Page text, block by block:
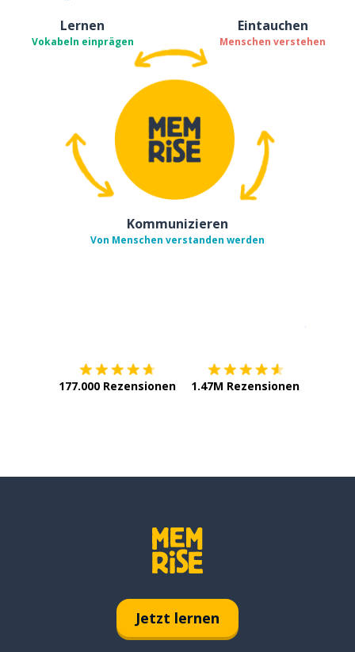
Lernen
Vokabeln einprägen
Eintauchen
Menschen verstehen
Kommunizieren
Von Menschen verstanden werden
177.000 Rezensionen 1.47M Rezensionen
Jetzt lernen